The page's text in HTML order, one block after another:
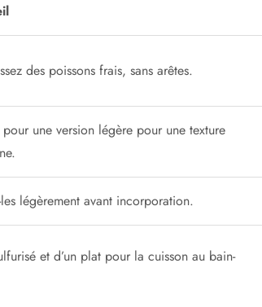
des poissons frais, sans arêtes.
une version légère pour une texture
les légèrement avant incorporation.
et d’un plat pour la cuisson au bain-